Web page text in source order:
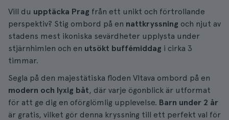
Vill du upptäcka Prag från ett unikt och förtrollande
perspektiv? Stig ombord på en nattkryssning och njut av
stadens mest ikoniska sevärdheter upplysta under
stjärnhimlen och en utsökt buffémiddag i cirka 3
timmar.
Segla på den majestätiska floden Vltava ombord på en
modern och lyxig båt, där varje ögonblick är utformat
för att ge dig en oförglömlig upplevelse. Barn under 2 år
är gratis, vilket gör denna kryssning till ett perfekt val för